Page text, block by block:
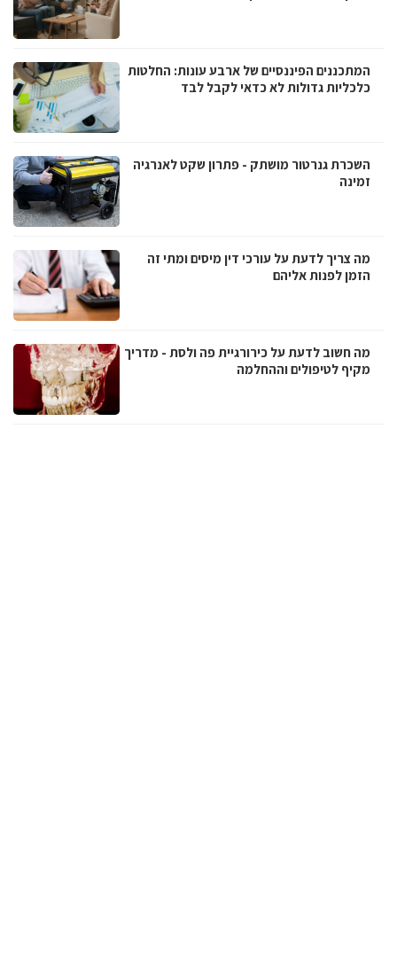
המתכננים הפיננסיים של ארבע עונות: החלטות
כלכליות גדולות לא כדאי לקבל לבד
השכרת גנרטור מושתק - פתרון שקט לאנרגיה
זמינה
מה צריך לדעת על עורכי דין מיסים ומתי זה
הזמן לפנות אליהם
מה חשוב לדעת על כירורגיית פה ולסת - מדריך
מקיף לטיפולים וההחלמה